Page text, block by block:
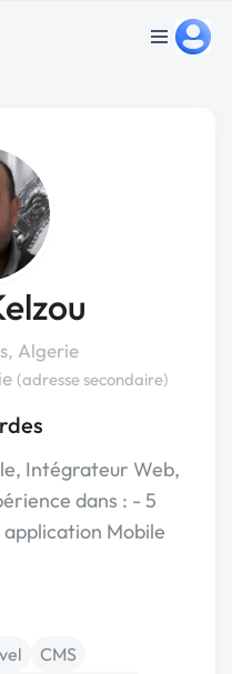
Algerie
(adresse secondaire)
Intégrateur Web,
dans : - 5
Mobile
CMS